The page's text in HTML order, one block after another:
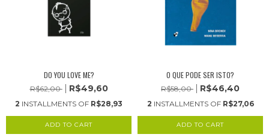
DO YOU LOVE ME?
R$62,00 R$49,60
2 INSTALLMENTS OF R$28,93
O QUE PODE SER ISTO?
R$58,00 R$46,40
2 INSTALLMENTS OF R$27,06